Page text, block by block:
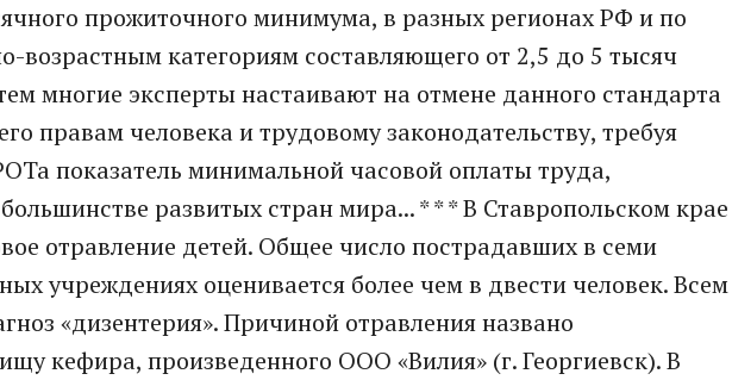
прожиточного минимума, в разных регионах РФ и по
возрастным категориям составляющего от 2,5 до 5 тысяч
многие эксперты настаивают на отмене данного стандарта
правам человека и трудовому законодательству, требуя
показатель минимальной часовой оплаты труда,
развитых стран мира... * * * В Ставропольском крае
отравление детей. Общее число пострадавших в семи
учреждениях оценивается более чем в двести человек. Всем
«дизентерия». Причиной отравления названо
кефира, произведенного ООО «Вилия» (г. Георгиевск). В